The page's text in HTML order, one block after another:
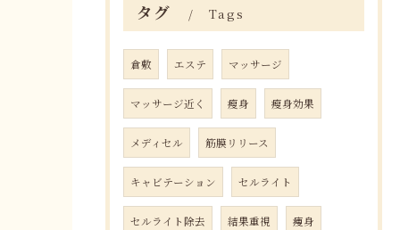
タグ Tags
倉敷 エステ マッサージ
マッサージ近く 瘦身 瘦身効果
メディセル 筋膜リリース
キャビテーション セルライト
セルライト除去 結果重視 痩身